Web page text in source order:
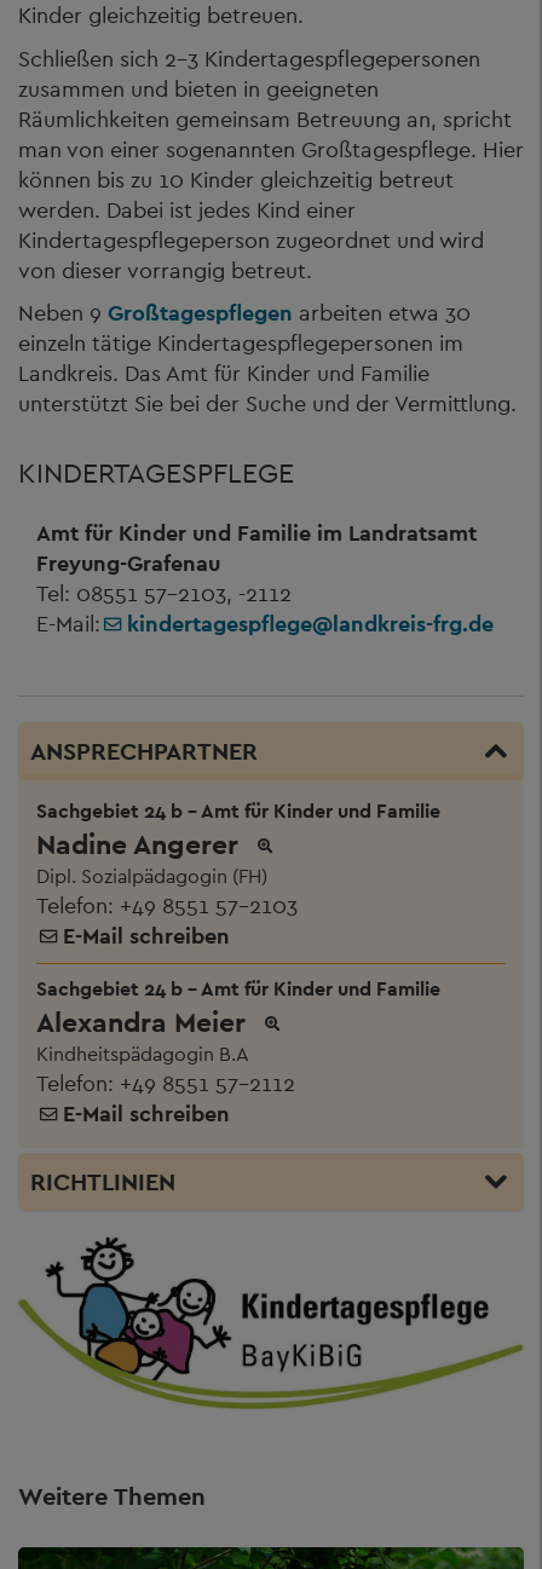
Kinder gleichzeitig betreuen.
Schließen sich 2-3 Kindertagespflegepersonen
zusammen und bieten in geeigneten
Räumlichkeiten gemeinsam Betreuung an, spricht
man von einer sogenannten Großtagespflege. Hier
können bis zu 10 Kinder gleichzeitig betreut
werden. Dabei ist jedes Kind einer
Kindertagespflegeperson zugeordnet und wird
von dieser vorrangig betreut.
Neben 9 Großtagespflegen arbeiten etwa 30
einzeln tätige Kindertagespflegepersonen im
Landkreis. Das Amt für Kinder und Familie
unterstützt Sie bei der Suche und der Vermittlung.
KINDERTAGESPFLEGE
Amt für Kinder und Familie im Landratsamt
Freyung-Grafenau
Tel: 08551 57-2103, -2112
E-Mail:
kindertagespflege@landkreis-frg.de
ANSPRECHPARTNER
Sachgebiet 24 b - Amt für Kinder und Familie
Nadine Angerer
Dipl. Sozialpädagogin (FH)
Telefon: +49 8551 57-2103
E-Mail schreiben
Sachgebiet 24 b - Amt für Kinder und Familie
Alexandra Meier
Kindheitspädagogin B.A
Telefon: +49 8551 57-2112
E-Mail schreiben
RICHTLINIEN
Weitere Themen